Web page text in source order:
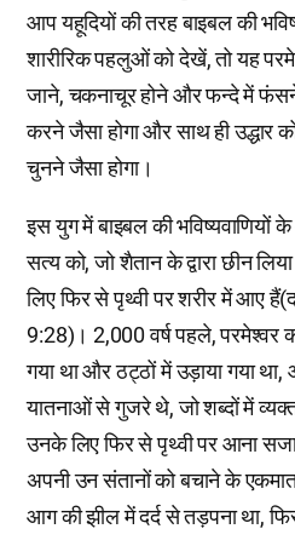
आप यहूदियों की तरह बाइबल की
शारीरिक पहलुओं को देखें, तो यह
जाने, चकनाचूर होने और फन्दे में
करने जैसा होगा और साथ ही उद्धार
चुनने जैसा होगा।
इस युग में बाइबल की भविष्यवाणियों
सत्य को, जो शैतान के द्वारा छीन
लिए फिर से पृथ्वी पर शरीर में आए
9:28)। 2,000 वर्ष पहले, परमेश्वर
गया था और ठट्ठों में उड़ाया गया
यातनाओं से गुजरे थे, जो शब्दों में
उनके लिए फिर से पृथ्वी पर आना
अपनी उन संतानों को बचाने के
आग की झील में दर्द से तड़पना था,